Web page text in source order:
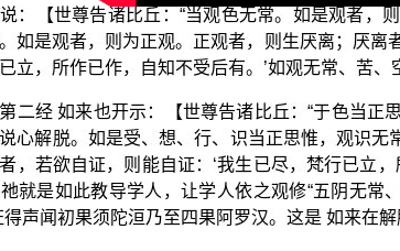
：【世尊告诸比丘：“当观色无常。如是观者，
如是观者，则为正观。正观者，则生厌离；厌离
立，所作已作，自知不受后有。’如观无常、苦、
二经 如来也开示：【世尊告诸比丘：“于色当正
心解脱。如是受、想、行、识当正思惟，观识
，若欲自证，则能自证：‘我生已尽，梵行已立
就是如此教导学人，让学人依之观修“五阴无常
得声闻初果须陀洹乃至四果阿罗汉。这是 如来在